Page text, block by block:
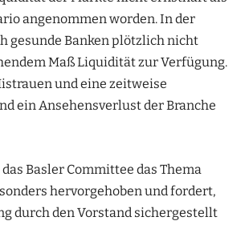
angenommen worden. In der
gesunde Banken plötzlich nicht
Maß Liquidität zur Verfügung.
und eine zeitweise
ein Ansehensverlust der Branche
Basler Committee das Thema
hervorgehoben und fordert,
durch den Vorstand sichergestellt